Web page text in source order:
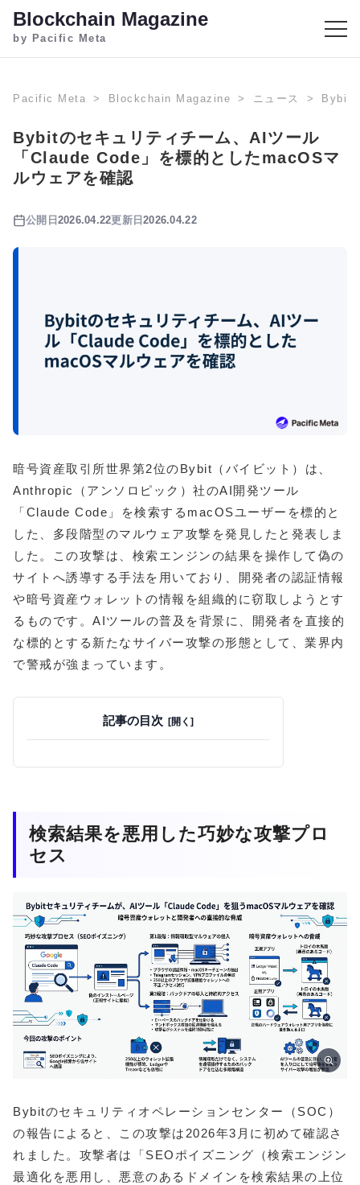
Blockchain Magazine
by Pacific Meta
Pacific Meta Blockchain Magazine ニュース Bybit
Bybitのセキュリティチーム、AIツール
「Claude Code」を標的としたmacOSマ
ルウェアを確認
公開日 2026.04.22更新日2026.04.22
暗号資産取引所世界第2位のBybit（バイビット）は、
Anthropic（アンソロピック）社のAI開発ツール
「Claude Code」を検索するmacOSユーザーを標的と
した、多段階型のマルウェア攻撃を発見したと発表しま
した。この攻撃は、検索エンジンの結果を操作して偽の
サイトへ誘導する手法を用いており、開発者の認証情報
や暗号資産ウォレットの情報を組織的に窃取しようとす
るものです。AIツールの普及を背景に、開発者を直接的
な標的とする新たなサイバー攻撃の形態として、業界内
で警戒が強まっています。
記事の目次
検索結果を悪用した巧妙な攻撃プロ
セス
Bybitのセキュリティオペレーションセンター（SOC）
の報告によると、この攻撃は2026年3月に初めて確認さ
れました。攻撃者は「SEOポイズニング（検索エンジン
最適化を悪用し、悪意のあるドメインを検索結果の上位